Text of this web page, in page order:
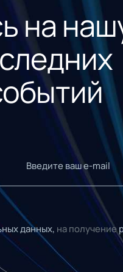
на
данных, на получение